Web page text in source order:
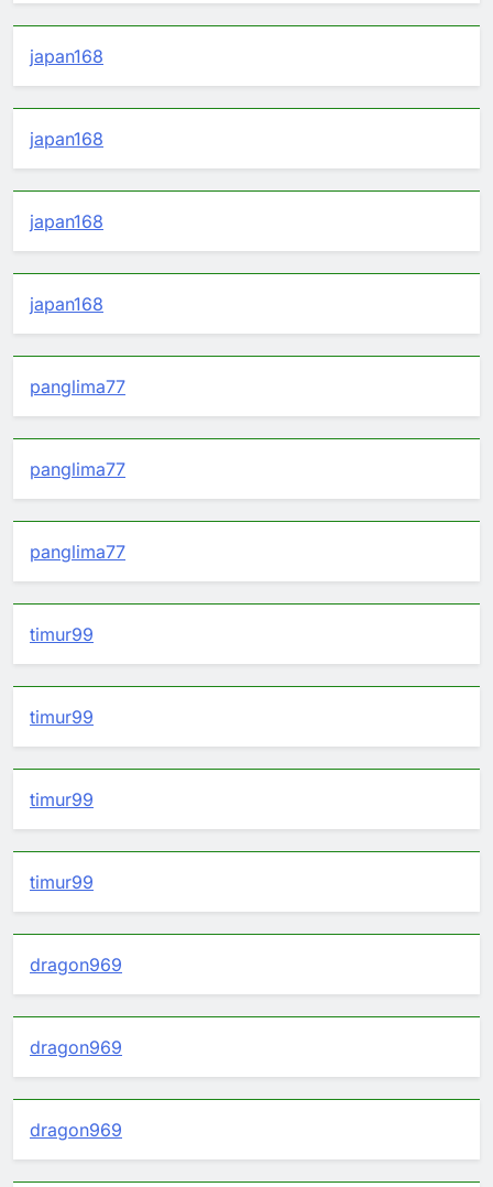
japan168
japan168
japan168
japan168
panglima77
panglima77
panglima77
timur99
timur99
timur99
timur99
dragon969
dragon969
dragon969